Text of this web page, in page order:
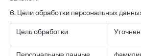
6. Цели обработки персональных
Цель обработки